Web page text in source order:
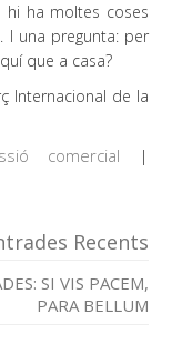
hi ha moltes coses
I una pregunta: per
que a casa?
Internacional de la
comercial |
Recents
SI VIS PACEM,
PARA BELLUM